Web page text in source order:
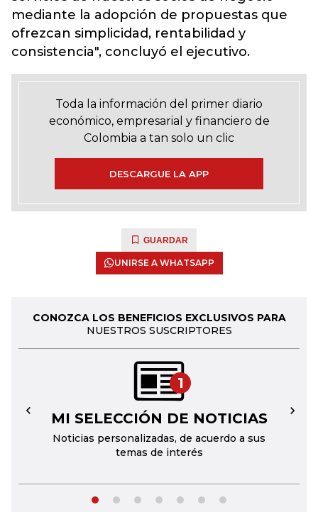
mediante la adopción de propuestas que
ofrezcan simplicidad, rentabilidad y
consistencia", concluyó el ejecutivo.
Toda la información del primer diario
económico, empresarial y financiero de
Colombia a tan solo un clic
DESCARGUE LA APP
GUARDAR
UNIRSE A WHATSAPP
CONOZCA LOS BENEFICIOS EXCLUSIVOS PARA
NUESTROS SUSCRIPTORES
1
MI SELECCIÓN DE NOTICIAS
Noticias personalizadas, de acuerdo a sus
temas de interés
← →